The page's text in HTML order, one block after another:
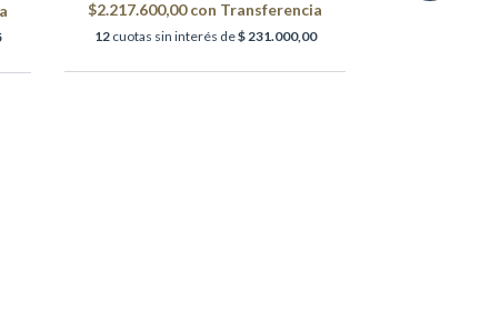
$2.217.600,00con Transferencia
12 cuotas sin interés de$ 231.000,00